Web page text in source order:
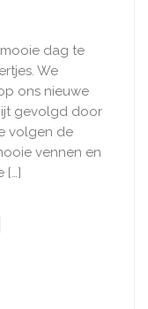
dag te
We
ons nieuwe
gevolgd door
volgen de
vennen en
[…]